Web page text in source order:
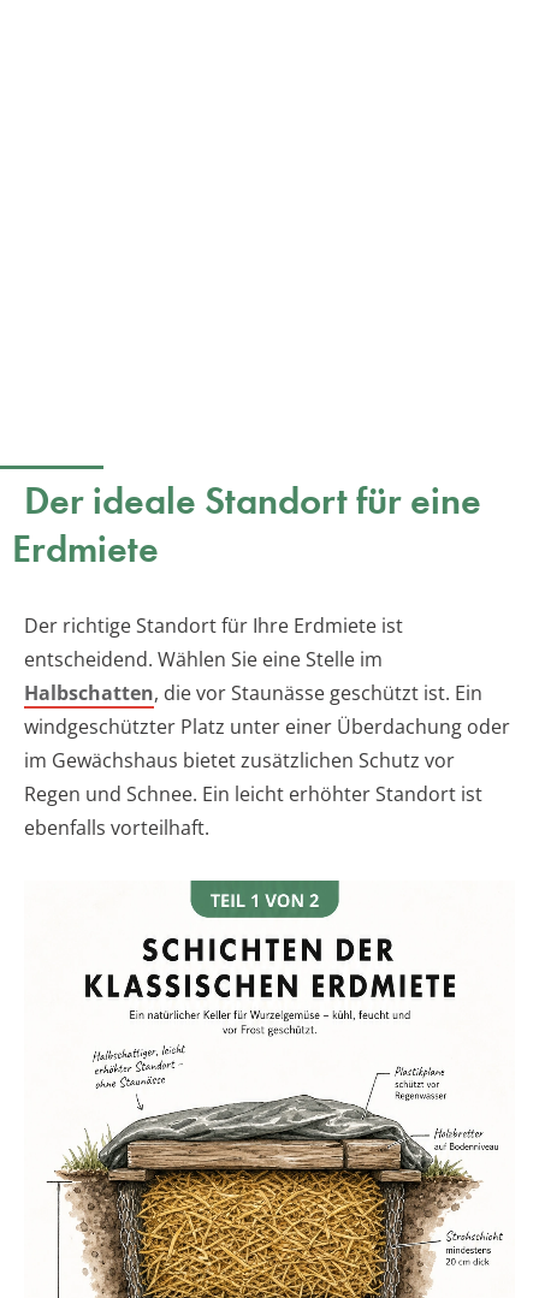
Der ideale Standort für eine
Erdmiete
Der richtige Standort für Ihre Erdmiete ist
entscheidend. Wählen Sie eine Stelle im
Halbschatten, die vor Staunässe geschützt ist. Ein
windgeschützter Platz unter einer Überdachung oder
im Gewächshaus bietet zusätzlichen Schutz vor
Regen und Schnee. Ein leicht erhöhter Standort ist
ebenfalls vorteilhaft.